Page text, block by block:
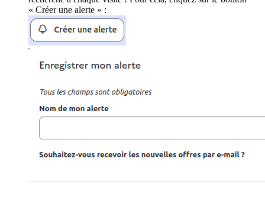
« Créer une alerte » :